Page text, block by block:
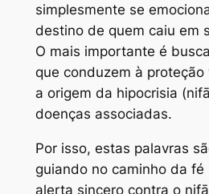
simplesmente se
destino de quem caiu em
O mais importante é
que conduzem à
a origem da hipocrisia
doenças associadas.
Por isso, estas palavras
guiando no caminho da fé
alerta sincero contra o